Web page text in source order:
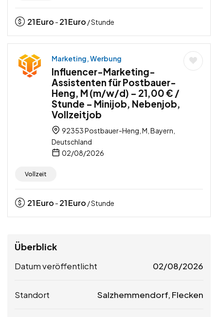
21Euro - 21Euro / Stunde
Marketing, Werbung
Influencer-Marketing-
Assistenten für Postbauer-
Heng, M (m/w/d) – 21,00 € /
Stunde – Minijob, Nebenjob,
Vollzeitjob
92353 Postbauer-Heng, M, Bayern,
Deutschland
02/08/2026
Vollzeit
21Euro - 21Euro / Stunde
Überblick
Datum veröffentlicht 02/08/2026
Standort Salzhemmendorf, Flecken